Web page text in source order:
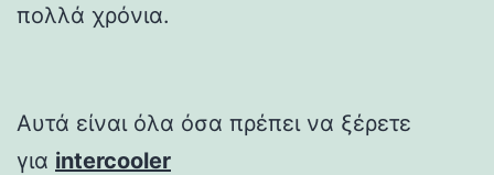
πολλά χρόνια.
Αυτά είναι όλα όσα πρέπει να ξέρετε
για intercooler